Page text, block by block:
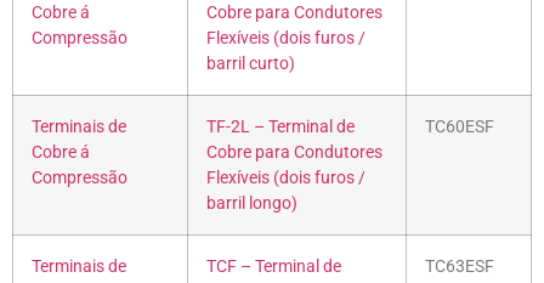
Cobre á
Compressão
Cobre para Condutores
Flexíveis (dois furos /
barril curto)
Terminais de
Cobre á
Compressão
TF-2L – Terminal de
Cobre para Condutores
Flexíveis (dois furos /
barril longo)
TC60ESF
Terminais de
TCF – Terminal de
TC63ESF